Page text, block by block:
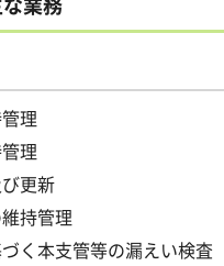
理
理
更新
持管理
く本支管等の漏えい検査